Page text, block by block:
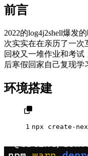
前言
2022的log4j2shell爆发
次实实在在亲历了一次
回校又一堆作业和考
后寒假回家自己复现学
环境搭建
1 npx create-